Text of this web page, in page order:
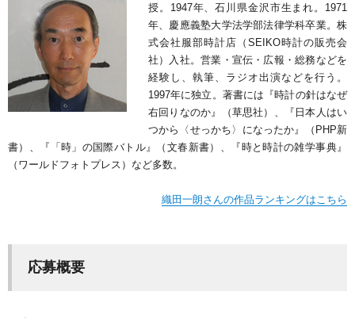
授。1947年、石川県金沢市生まれ。1971
年、慶應義塾大学法学部法律学科卒業。株
式会社服部時計店（SEIKO時計の販売会
社）入社。営業・宣伝・広報・総務などを
経験し、執筆、ラジオ出演などを行う。
1997年に独立。著書には『時計の針はなぜ
右回りなのか』（草思社）、『日本人はい
つから〈せっかち〉になったか』（PHP新
書）、『「時」の国際バトル』（文春新書）、『時と時計の雑学事典』
（ワールドフォトプレス）など多数。
織田一朗さんの作品ランキングはこちら
応募概要